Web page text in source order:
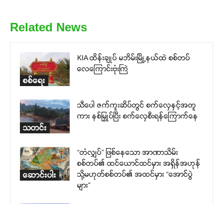
Related News
စစ်ရေး
KIA ထိန်းချုပ် မဘိမ်းမြို့နယ်ထဲ စစ်တပ်
လေကြောင်းဗုံးကြဲ
သတင်း
သီပေါ ဇက်ကူးဆိပ်တွင် စက်လှေနှင့်အတူ
ကား နစ်မြှုပ်ပြီး စက်လှေစီးရန်ကြောက်နေ
ဆောင်းပါး
“တံလျှပ်” ဖြစ်နေသော အာဏာသိမ်း
စစ်တပ်၏ ထင်ယောင်ထင်မှား အရှိန်အဟုန်
သို့မဟုတ်စစ်တပ်၏ အထင်မှား “အောင်ပွဲ
များ”